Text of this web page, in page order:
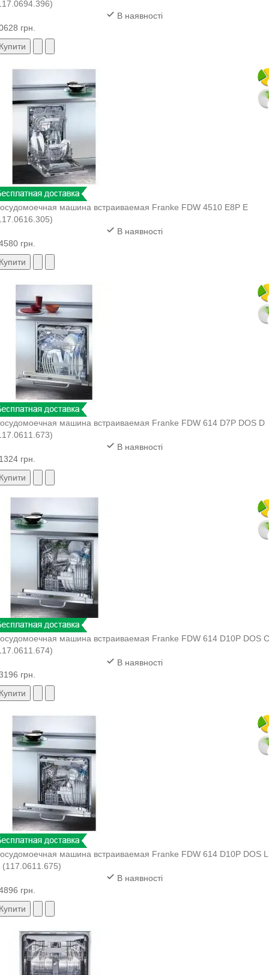
В наявності
грн.
машина встраиваемая Franke FDW 4510 E8P E
В наявності
грн.
машина встраиваемая Franke FDW 614 D7P DOS D
В наявності
грн.
машина встраиваемая Franke FDW 614 D10P DOS C
В наявності
грн.
машина встраиваемая Franke FDW 614 D10P DOS
(117.0611.675)
В наявності
грн.